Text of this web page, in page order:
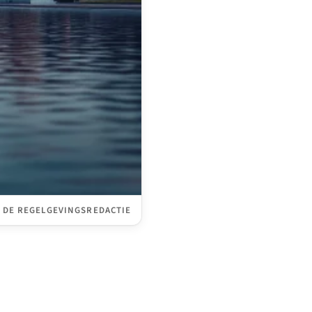
REGELGEVINGSREDACTIE